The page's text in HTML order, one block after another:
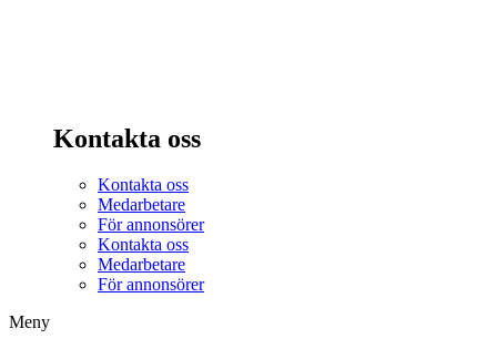
Kontakta oss
Kontakta oss
Medarbetare
För annonsörer
Kontakta oss
Medarbetare
För annonsörer
Meny